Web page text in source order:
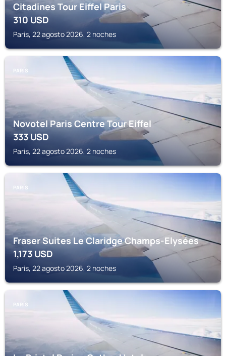
Citadines Tour Eiffel Paris
310USD
París, 22 agosto 2026, 2 noches
PARÍS
Novotel Paris Centre Tour Eiffel
333USD
París, 22 agosto 2026, 2 noches
PARÍS
Fraser Suites Le Claridge Champs-Elysées
1,173USD
París, 22 agosto 2026, 2 noches
PARÍS